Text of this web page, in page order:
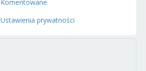
Komentowane
Ustawienia prywatności